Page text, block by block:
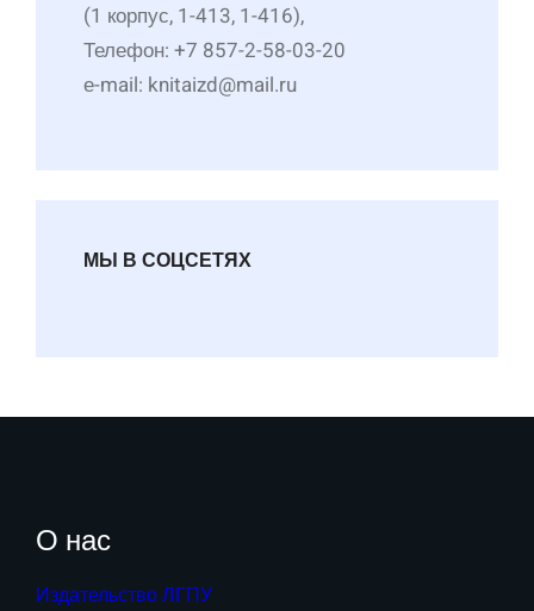
(1 корпус, 1-413, 1-416),
Телефон: +7 857-2-58-03-20
е-mail: knitaizd@mail.ru
МЫ В СОЦСЕТЯХ
О нас
Издательство ЛГПУ